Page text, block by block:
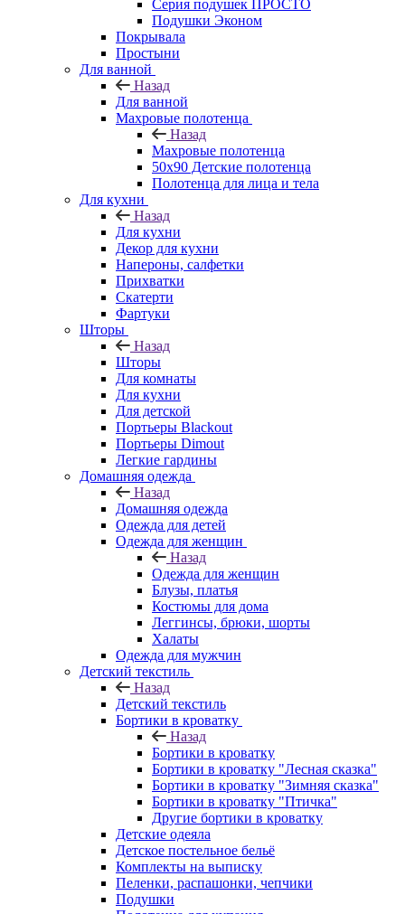
Серия подушек ПРОСТО
Подушки Эконом
Покрывала
Простыни
Для ванной
Назад
Для ванной
Махровые полотенца
Назад
Махровые полотенца
50х90 Детские полотенца
Полотенца для лица и тела
Для кухни
Назад
Для кухни
Декор для кухни
Напероны, салфетки
Прихватки
Скатерти
Фартуки
Шторы
Назад
Шторы
Для комнаты
Для кухни
Для детской
Портьеры Blackout
Портьеры Dimout
Легкие гардины
Домашняя одежда
Назад
Домашняя одежда
Одежда для детей
Одежда для женщин
Назад
Одежда для женщин
Блузы, платья
Костюмы для дома
Леггинсы, брюки, шорты
Халаты
Одежда для мужчин
Детский текстиль
Назад
Детский текстиль
Бортики в кроватку
Назад
Бортики в кроватку
Бортики в кроватку "Лесная сказка"
Бортики в кроватку "Зимняя сказка"
Бортики в кроватку "Птичка"
Другие бортики в кроватку
Детские одеяла
Детское постельное бельё
Комплекты на выписку
Пеленки, распашонки, чепчики
Подушки